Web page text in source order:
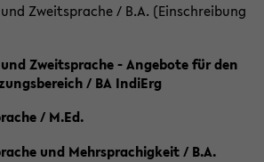
Zweitsprache / B.A. (Einschreibung
Zweitsprache - Angebote für den
/ BA IndiErg
/ M.Ed.
und Mehrsprachigkeit / B.A.